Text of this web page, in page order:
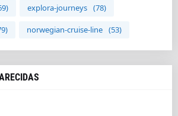
explora-journeys (78)
norwegian-cruise-line (53)